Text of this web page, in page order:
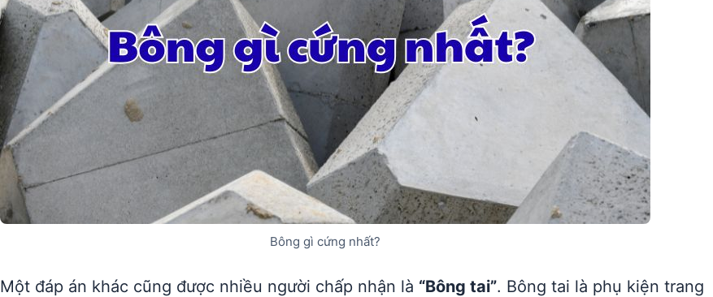
Bông gì cứng nhất?
Một đáp án khác cũng được nhiều người chấp nhận là “Bông tai”. Bông tai là phụ kiện trang